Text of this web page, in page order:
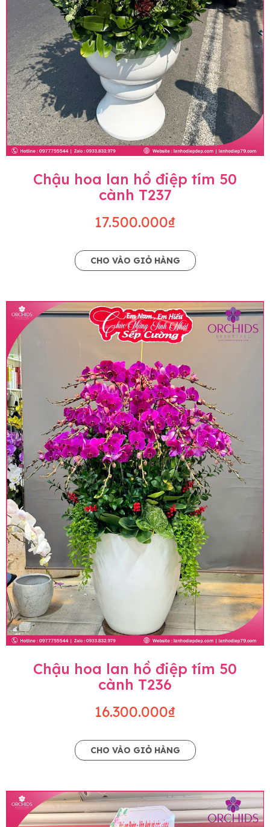
Chậu hoa lan hồ điệp tím 50
cành T237
17.500.000₫
CHO VÀO GIỎ HÀNG
Chậu hoa lan hồ điệp tím 50
cành T236
16.300.000₫
CHO VÀO GIỎ HÀNG